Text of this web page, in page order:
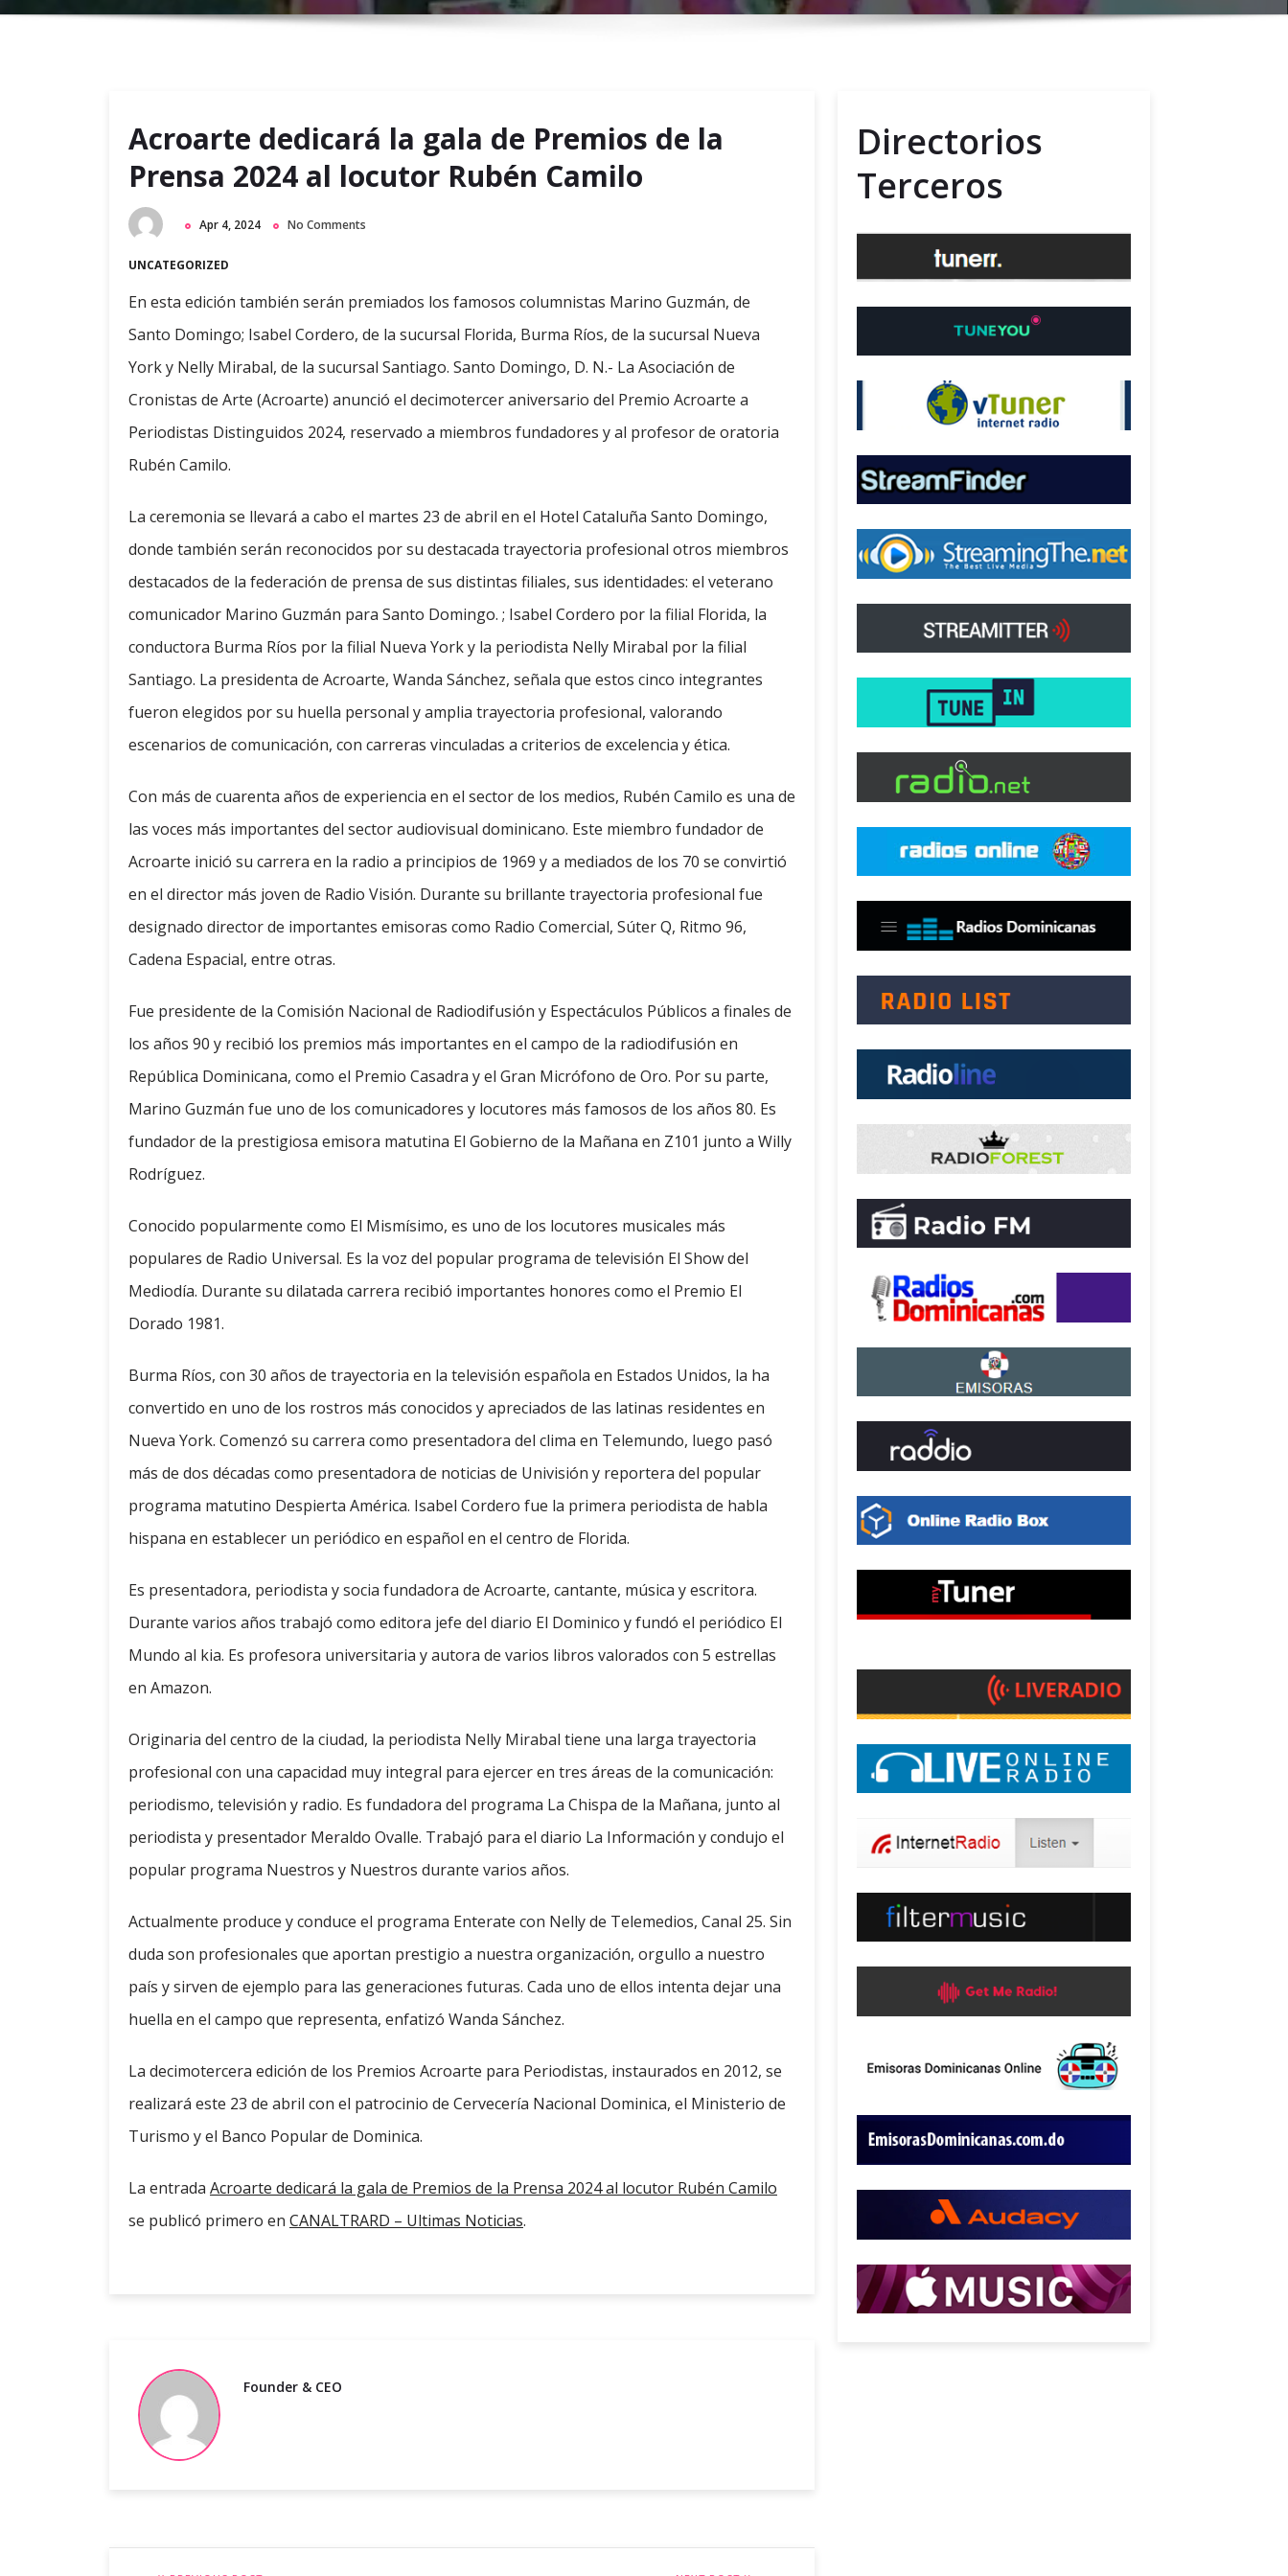
r
n
u
Acroarte dedicará la gala de Premios de la
Prensa 2024 al locutor Rubén Camilo
Apr 4, 2024 No Comments
UNCATEGORIZED
En esta edición también serán premiados los famosos columnistas Marino Guzmán, de
Santo Domingo; Isabel Cordero, de la sucursal Florida, Burma Ríos, de la sucursal Nueva
York y Nelly Mirabal, de la sucursal Santiago. Santo Domingo, D. N.- La Asociación de
Cronistas de Arte (Acroarte) anunció el decimotercer aniversario del Premio Acroarte a
Periodistas Distinguidos 2024, reservado a miembros fundadores y al profesor de oratoria
Rubén Camilo.
La ceremonia se llevará a cabo el martes 23 de abril en el Hotel Cataluña Santo Domingo,
donde también serán reconocidos por su destacada trayectoria profesional otros miembros
destacados de la federación de prensa de sus distintas filiales, sus identidades: el veterano
comunicador Marino Guzmán para Santo Domingo. ; Isabel Cordero por la filial Florida, la
conductora Burma Ríos por la filial Nueva York y la periodista Nelly Mirabal por la filial
Santiago. La presidenta de Acroarte, Wanda Sánchez, señala que estos cinco integrantes
fueron elegidos por su huella personal y amplia trayectoria profesional, valorando
escenarios de comunicación, con carreras vinculadas a criterios de excelencia y ética.
Con más de cuarenta años de experiencia en el sector de los medios, Rubén Camilo es una de
las voces más importantes del sector audiovisual dominicano. Este miembro fundador de
Acroarte inició su carrera en la radio a principios de 1969 y a mediados de los 70 se convirtió
en el director más joven de Radio Visión. Durante su brillante trayectoria profesional fue
designado director de importantes emisoras como Radio Comercial, Súter Q, Ritmo 96,
Cadena Espacial, entre otras.
Fue presidente de la Comisión Nacional de Radiodifusión y Espectáculos Públicos a finales de
los años 90 y recibió los premios más importantes en el campo de la radiodifusión en
República Dominicana, como el Premio Casadra y el Gran Micrófono de Oro. Por su parte,
Marino Guzmán fue uno de los comunicadores y locutores más famosos de los años 80. Es
fundador de la prestigiosa emisora ​​matutina El Gobierno de la Mañana en Z101 junto a Willy
Rodríguez.
Conocido popularmente como El Mismísimo, es uno de los locutores musicales más
populares de Radio Universal. Es la voz del popular programa de televisión El Show del
Mediodía. Durante su dilatada carrera recibió importantes honores como el Premio El
Dorado 1981.
Burma Ríos, con 30 años de trayectoria en la televisión española en Estados Unidos, la ha
convertido en uno de los rostros más conocidos y apreciados de las latinas residentes en
Nueva York. Comenzó su carrera como presentadora del clima en Telemundo, luego pasó
más de dos décadas como presentadora de noticias de Univisión y reportera del popular
programa matutino Despierta América. Isabel Cordero fue la primera periodista de habla
hispana en establecer un periódico en español en el centro de Florida.
Es presentadora, periodista y socia fundadora de Acroarte, cantante, música y escritora.
Durante varios años trabajó como editora jefe del diario El Dominico y fundó el periódico El
Mundo al kia. Es profesora universitaria y autora de varios libros valorados con 5 estrellas
en Amazon.
Originaria del centro de la ciudad, la periodista Nelly Mirabal tiene una larga trayectoria
profesional con una capacidad muy integral para ejercer en tres áreas de la comunicación:
periodismo, televisión y radio. Es fundadora del programa La Chispa de la Mañana, junto al
periodista y presentador Meraldo Ovalle. Trabajó para el diario La Información y condujo el
popular programa Nuestros y Nuestros durante varios años.
Actualmente produce y conduce el programa Enterate con Nelly de Telemedios, Canal 25. Sin
duda son profesionales que aportan prestigio a nuestra organización, orgullo a nuestro
país y sirven de ejemplo para las generaciones futuras. Cada uno de ellos intenta dejar una
huella en el campo que representa, enfatizó Wanda Sánchez.
La decimotercera edición de los Premios Acroarte para Periodistas, instaurados en 2012, se
realizará este 23 de abril con el patrocinio de Cervecería Nacional Dominica, el Ministerio de
Turismo y el Banco Popular de Dominica.
La entrada Acroarte dedicará la gala de Premios de la Prensa 2024 al locutor Rubén Camilo
se publicó primero en CANALTRARD – Ultimas Noticias.
Founder & CEO
Directorios
Terceros